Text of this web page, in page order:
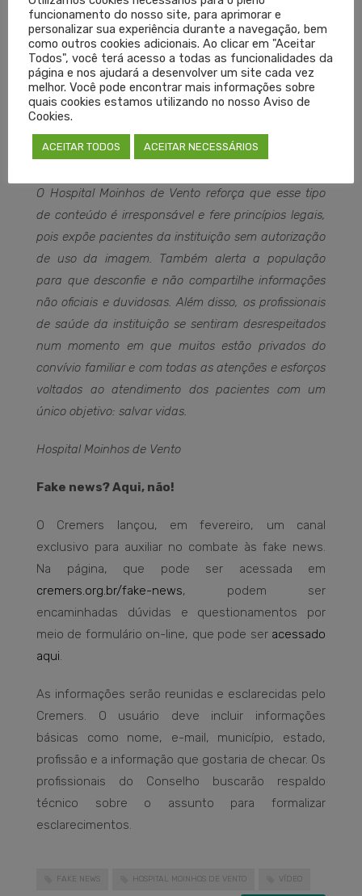
necessitam de leitos no Centro de Terapia Intensiva.
Os esforços são voltados a proporcionar o suporte
necessário para ocasionar os melhores desfechos
possíveis. Familiares de pacientes com Covid-19 não
circulam pelo hospital e são orientados a
permanecer em casa, uma vez que as visitas são
O Hospital Moinhos de Vento reforça que esse tipo
de conteúdo é irresponsável e fere princípios legais,
pois expõe pacientes da instituição sem autorização
de uso da imagem. Também alerta a população
para que desconfie e não compartilhe informações
não oficiais e duvidosas. Além disso, os profissionais
de saúde da instituição se sentiram desrespeitados
num momento em que muitos estão privados do
convívio familiar e com todas as atenções e esforços
voltados ao atendimento dos pacientes com um
único objetivo: salvar vidas.
Hospital Moinhos de Vento
Fake news? Aqui, não!
O Cremers lançou, em fevereiro, um canal
exclusivo para auxiliar no combate às fake news.
Na página, que pode ser acessada em
cremers.org.br/fake-news, podem ser
encaminhadas dúvidas e questionamentos por
meio de formulário on-line, que pode ser acessado
aqui.
As informações serão reunidas e esclarecidas pelo
Cremers. O usuário deve incluir informações
básicas como nome, e-mail, município, estado,
profissão e a informação que gostaria de checar. Os
profissionais do Conselho buscarão respaldo
técnico sobre o assunto para formalizar
esclarecimentos.
FAKE NEWS HOSPITAL MOINHOS DE VENTO VÍDEO
funcionamento do nosso site, para aprimorar e
personalizar sua experiência durante a navegação, bem
como outros cookies adicionais. Ao clicar em "Aceitar
Todos", você terá acesso a todas as funcionalidades da
página e nos ajudará a desenvolver um site cada vez
melhor. Você pode encontrar mais informações sobre
quais cookies estamos utilizando no nosso Aviso de
Cookies.
ACEITAR TODOS ACEITAR NECESSÁRIOS